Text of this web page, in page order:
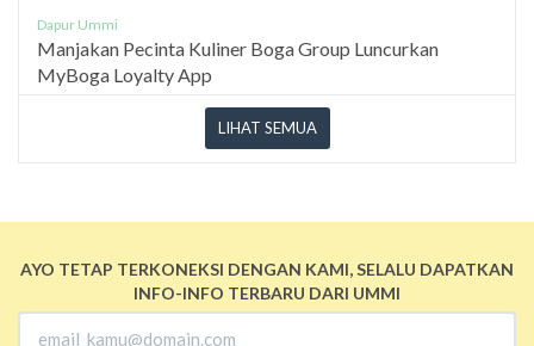
Dapur Ummi
Manjakan Pecinta Kuliner Boga Group Luncurkan
MyBoga Loyalty App
LIHAT SEMUA
AYO TETAP TERKONEKSI DENGAN KAMI, SELALU DAPATKAN
INFO-INFO TERBARU DARI UMMI